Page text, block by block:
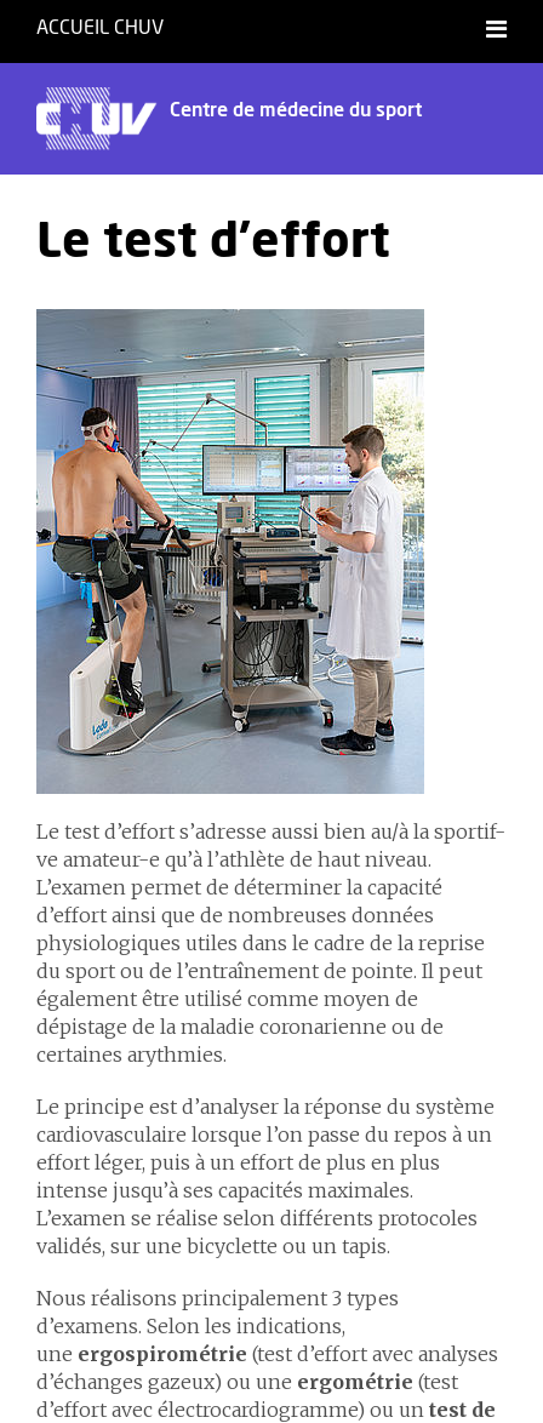
ACCUEIL CHUV
Français
Centre de médecine du sport
Le test d'effort
Le test d’effort s’adresse aussi bien au/à la sportif-
ve amateur-e qu’à l’athlète de haut niveau.
L’examen permet de déterminer la capacité
d’effort ainsi que de nombreuses données
physiologiques utiles dans le cadre de la reprise
du sport ou de l’entraînement de pointe. Il peut
également être utilisé comme moyen de
dépistage de la maladie coronarienne ou de
certaines arythmies.
Le principe est d’analyser la réponse du système
cardiovasculaire lorsque l’on passe du repos à un
effort léger, puis à un effort de plus en plus
intense jusqu’à ses capacités maximales.
L’examen se réalise selon différents protocoles
validés, sur une bicyclette ou un tapis.
Nous réalisons principalement 3 types
d’examens. Selon les indications,
une ergospirométrie (test d’effort avec analyses
d’échanges gazeux) ou une ergométrie (test
d’effort avec électrocardiogramme) ou un test de